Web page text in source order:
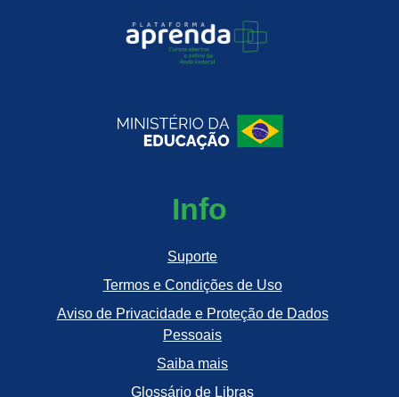
Info
Suporte
Termos e Condições de Uso
Aviso de Privacidade e Proteção de Dados
Pessoais
Saiba mais
Glossário de Libras